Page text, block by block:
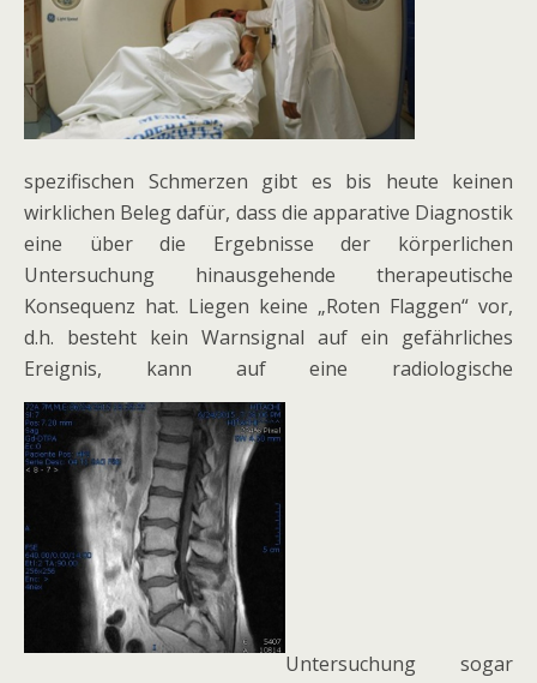
spezifischen Schmerzen gibt es bis heute keinen
wirklichen Beleg dafür, dass die apparative Diagnostik
eine über die Ergebnisse der körperlichen
Untersuchung hinausgehende therapeutische
Konsequenz hat. Liegen keine „Roten Flaggen“ vor,
d.h. besteht kein Warnsignal auf ein gefährliches
Ereignis, kann auf eine radiologische
Untersuchung sogar